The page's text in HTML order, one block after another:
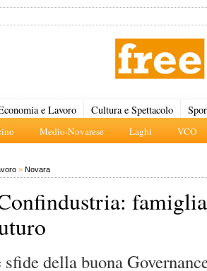
Medio-Novarese Laghi VCO
e Lavoro Cultura e Spettacolo
» Novara
sfide della buona